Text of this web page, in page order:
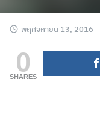
พฤศจิกายน 13, 2016
0
SHARES